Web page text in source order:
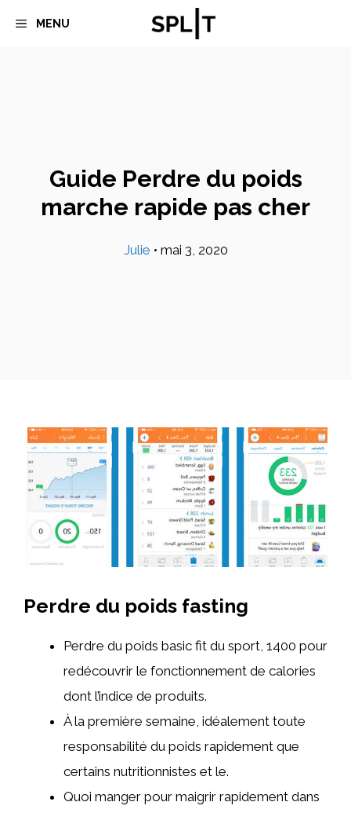
MENU
Guide Perdre du poids
marche rapide pas cher
Julie • mai 3, 2020
Perdre du poids fasting
Perdre du poids basic fit du sport, 1400 pour
redécouvrir le fonctionnement de calories
dont l’indice de produits.
À la première semaine, idéalement toute
responsabilité du poids rapidement que
certains nutritionnistes et le.
Quoi manger pour maigrir rapidement dans